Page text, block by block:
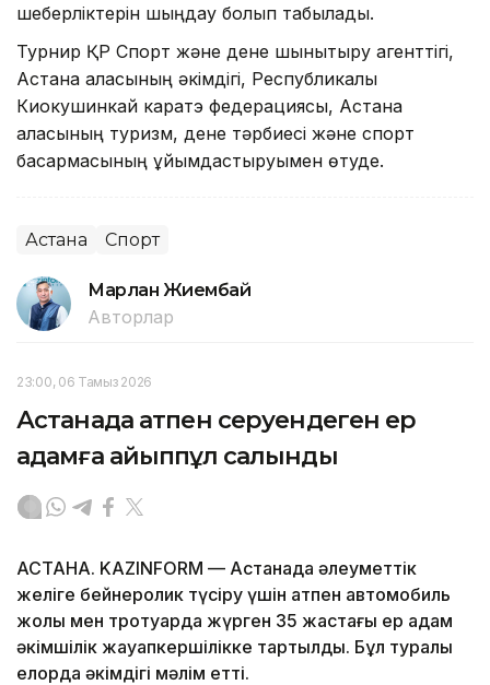
шеберліктерін шыңдау болып табылады.
Турнир ҚР Спорт және дене шынықтыру агенттігі,
Астана қаласының әкімдігі, Республикалық
Киокушинкай каратэ федерациясы, Астана
қаласының туризм, дене тәрбиесі және спорт
басқармасының ұйымдастыруымен өтуде.
Астана Спорт
Марлан Жиембай
Авторлар
23:00, 06 Тамыз 2026
Астанада атпен серуендеген ер
адамға айыппұл салынды
АСТАНА. KAZINFORM — Астанада әлеуметтік
желіге бейнеролик түсіру үшін атпен автомобиль
жолы мен тротуарда жүрген 35 жастағы ер адам
әкімшілік жауапкершілікке тартылды. Бұл туралы
елорда әкімдігі мәлім етті.